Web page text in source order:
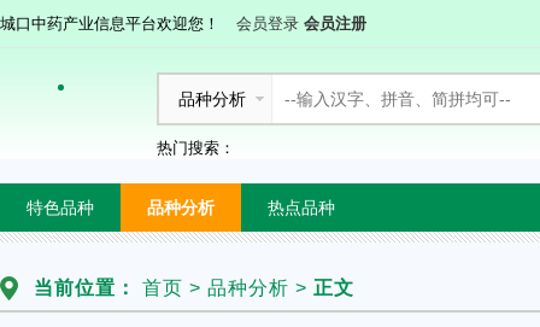
城口中药产业信息平台欢迎您！ 会员登录 会员注册
品种分析
热门搜索：
特色品种 品种分析 热点品种
当前位置： 首页 > 品种分析 > 正文